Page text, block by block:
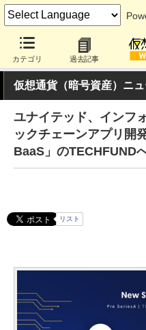
カテゴリ 過去記事
仮想通貨（暗号資産）ニ
ユナイテッド、インフ
ックチェーンアプリ開
BaaS」のTECHFUND
リスト